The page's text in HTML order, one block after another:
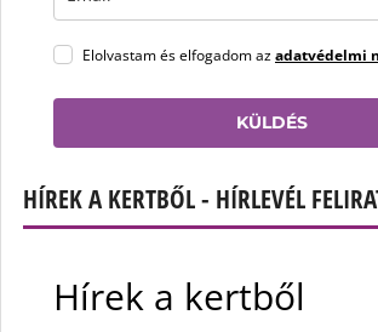
Elolvastam és elfogadom azadatvédelmi
KÜLDÉS
HÍREK A KERTBŐL - HÍRLEVÉL
Hírek a kertből